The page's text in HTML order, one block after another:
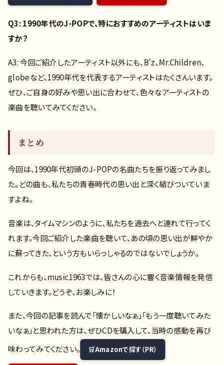
Q3: 1990年代のJ-POPで、特におすすめのアーティストはいま
すか？
A3: 今回ご紹介したアーティスト以外にも、B'z、Mr.Children、
globeなど、1990年代を代表するアーティストはたくさんいます。
ぜひ、ご自身の好みや思い出に合わせて、色々なアーティストの
楽曲を聴いてみてください。
まとめ
今回は、1990年代初頭のJ-POPの名曲たちを振り返ってみまし
た。どの曲も、私たちの青春時代の思い出と深く結びついていま
すよね。
音楽は、タイムマシンのように、私たちを過去へと連れて行ってく
れます。今回ご紹介した楽曲を聴いて、あの頃の思い出が鮮やか
に蘇ってきた、という方もいらっしゃるのではないでしょうか。
これからも、music1963では、皆さんの心に響く音楽情報を発信
していきます。どうぞ、お楽しみに！
また、今回の記事を読んで「懐かしいなぁ」「もう一度聴いてみた
いなぁ」と思われた方は、ぜひCDを購入して、当時の感動を再び
味わってみてください。
Amazonで探す（PR）